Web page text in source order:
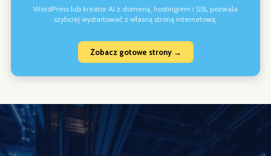
WordPress lub kreator AI z domeną, hostingiem i SSL pozwala
szybciej wystartować z własną stroną internetową.
Zobacz gotowe strony →